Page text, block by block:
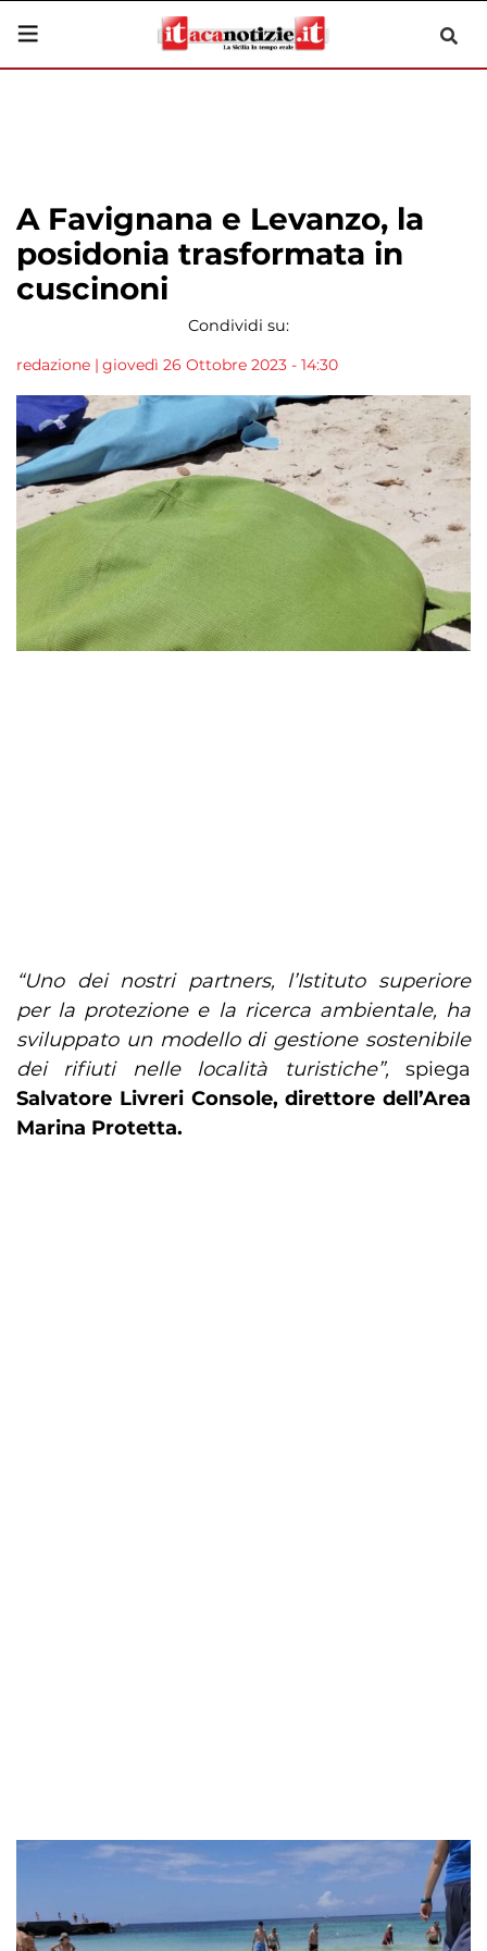
A Favignana e Levanzo, la
posidonia trasformata in
cuscinoni
Condividi su:
redazione | giovedì 26 Ottobre 2023 - 14:30
“Uno dei nostri partners, l’Istituto superiore
per la protezione e la ricerca ambientale, ha
sviluppato un modello di gestione sostenibile
dei rifiuti nelle località turistiche”, spiega
Salvatore Livreri Console, direttore dell’Area
Marina Protetta.